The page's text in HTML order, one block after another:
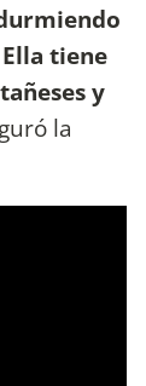
tiene
y
la